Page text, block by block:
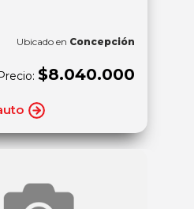
Ubicado en Concepción
$8.040.000